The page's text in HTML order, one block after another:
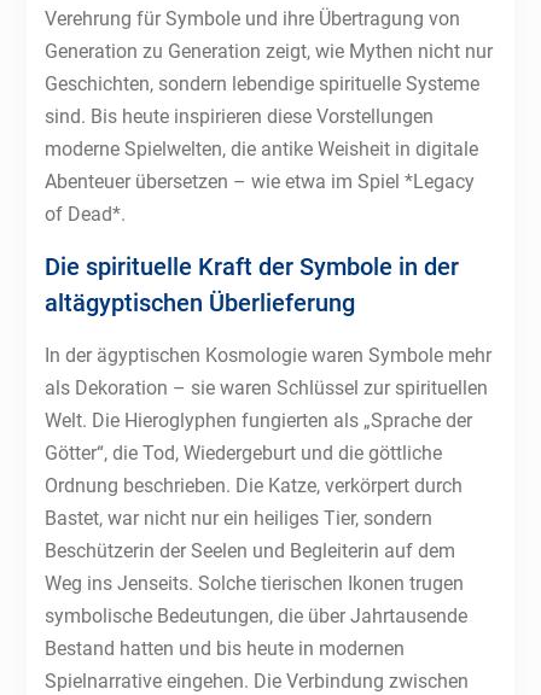
Verehrung für Symbole und ihre Übertragung von
Generation zu Generation zeigt, wie Mythen nicht nur
Geschichten, sondern lebendige spirituelle Systeme
sind. Bis heute inspirieren diese Vorstellungen
moderne Spielwelten, die antike Weisheit in digitale
Abenteuer übersetzen – wie etwa im Spiel *Legacy
of Dead*.
Die spirituelle Kraft der Symbole in der
altägyptischen Überlieferung
In der ägyptischen Kosmologie waren Symbole mehr
als Dekoration – sie waren Schlüssel zur spirituellen
Welt. Die Hieroglyphen fungierten als „Sprache der
Götter“, die Tod, Wiedergeburt und die göttliche
Ordnung beschrieben. Die Katze, verkörpert durch
Bastet, war nicht nur ein heiliges Tier, sondern
Beschützerin der Seelen und Begleiterin auf dem
Weg ins Jenseits. Solche tierischen Ikonen trugen
symbolische Bedeutungen, die über Jahrtausende
Bestand hatten und bis heute in modernen
Spielnarrative eingehen. Die Verbindung zwischen